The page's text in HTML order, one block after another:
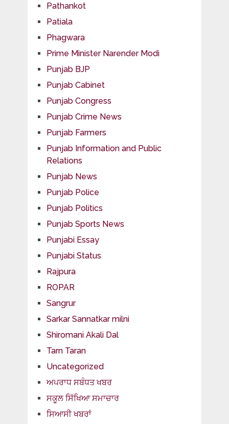
Pathankot
Patiala
Phagwara
Prime Minister Narender Modi
Punjab BJP
Punjab Cabinet
Punjab Congress
Punjab Crime News
Punjab Farmers
Punjab Information and Public
Relations
Punjab News
Punjab Police
Punjab Politics
Punjab Sports News
Punjabi Essay
Punjabi Status
Rajpura
ROPAR
Sangrur
Sarkar Sannatkar milni
Shiromani Akali Dal
Tarn Taran
Uncategorized
ਅਪਰਾਧ ਸਬੰਧਤ ਖਬਰ
ਸਕੂਲ ਸਿੱਖਿਆ ਸਮਾਚਾਰ
ਸਿਆਸੀ ਖਬਰਾਂ